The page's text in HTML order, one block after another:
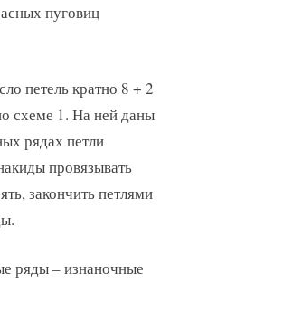
пуговиц
петель кратно 8 + 2
схеме 1. На ней даны
рядах петли
провязывать
закончить петлями
ряды – изнаночные